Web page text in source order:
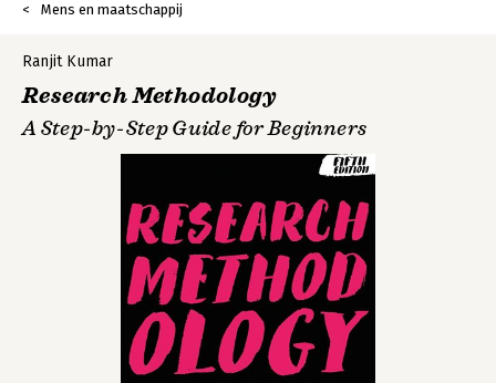
Mens en maatschappij
Ranjit Kumar
Research Methodology
A Step-by-Step Guide for Beginners